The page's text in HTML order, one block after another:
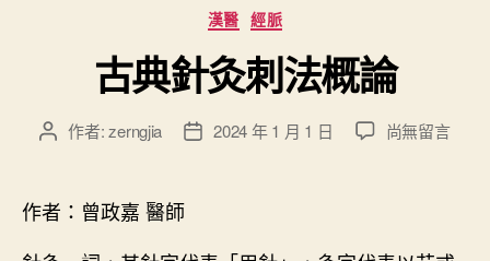
針
灸
分
類
漢醫 經脈
古典針灸刺法概論
文
者
作者:zerngjia
文
期
2024 年 1 月 1 日
在
灸
尚無留言
作者：曾政嘉 醫師